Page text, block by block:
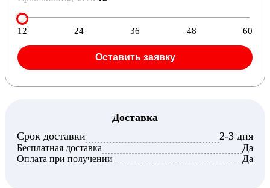
12 24 36 48 60
Оставить заявку
Доставка
Срок доставки
2-3 дня
Бесплатная доставка
Да
Оплата при получении
Да